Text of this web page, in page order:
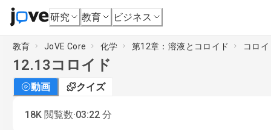
研究 教育 ビジネス
教育 JoVE Core 化学 第12章：溶液とコロイド コロイ
12.13コロイド
動画 クイズ
18K 閲覧数·03:22 分